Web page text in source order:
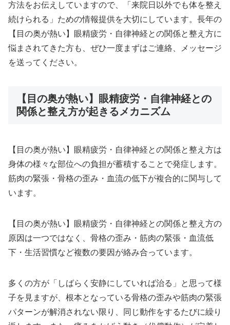
方法をお伝えしていますので、「来院日以外でも体を整え
続けられる」ための情報提供を大切にしています。長年の
【目の奥が熱い】眼精疲労・自律神経との関係と整え方に
悩まされてきた方も、ぜひ一度まずはご連絡、メッセージ
を送ってください。
【目の奥が熱い】眼精疲労・自律神経との
関係と整え方が起きるメカニズム
【目の奥が熱い】眼精疲労・自律神経との関係と整え方は
身体の様々な部位への負担が蓄積することで発症します。
筋肉の緊張・骨格の歪み・血流の低下が複合的に関与して
います。
【目の奥が熱い】眼精疲労・自律神経との関係と整え方の
原因は一つではなく、骨格の歪み・筋肉の緊張・血流低
下・生活習慣など複数の要因が絡み合っています。
多くの方が「しばらく安静にしていれば治る」と思って様
子を見ますが、根本となっている骨格の歪みや筋肉の緊張
パターンが解消されない限り、同じ動作をするたびに繰り